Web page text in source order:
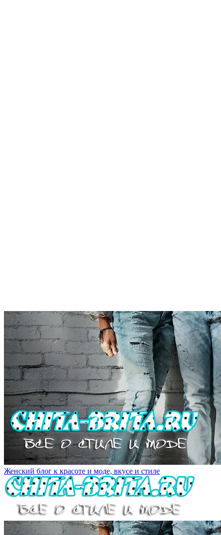
Женский блог к красоте и моде, вкусе и стиле